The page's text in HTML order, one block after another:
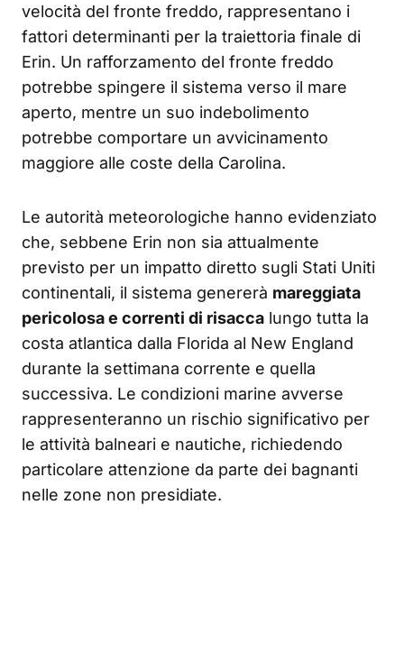
velocità del fronte freddo, rappresentano i
fattori determinanti per la traiettoria finale di
Erin. Un rafforzamento del fronte freddo
potrebbe spingere il sistema verso il mare
aperto, mentre un suo indebolimento
potrebbe comportare un avvicinamento
maggiore alle coste della Carolina.
Le autorità meteorologiche hanno evidenziato
che, sebbene Erin non sia attualmente
previsto per un impatto diretto sugli Stati Uniti
continentali, il sistema genererà mareggiata
pericolosa e correnti di risacca lungo tutta la
costa atlantica dalla Florida al New England
durante la settimana corrente e quella
successiva. Le condizioni marine avverse
rappresenteranno un rischio significativo per
le attività balneari e nautiche, richiedendo
particolare attenzione da parte dei bagnanti
nelle zone non presidiate.